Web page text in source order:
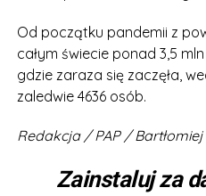
Od początku pandemii z
całym świecie ponad 3,5
gdzie zaraza się zaczęła,
zaledwie 4636 osób.
Redakcja / PAP / Bartłomiej
Zainstaluj za